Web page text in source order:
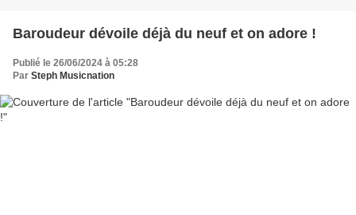
Baroudeur dévoile déjà du neuf et on adore !
Publié le 26/06/2024 à 05:28
Par Steph Musicnation